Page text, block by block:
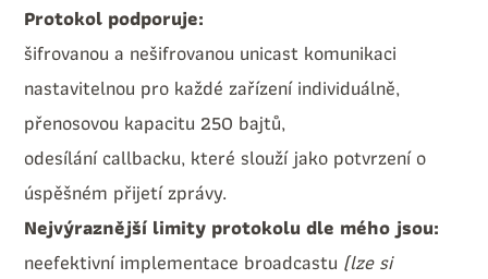
Protokol podporuje:
šifrovanou a nešifrovanou unicast komunikaci
nastavitelnou pro každé zařízení individuálně,
přenosovou kapacitu 250 bajtů,
odesílání callbacku, které slouží jako potvrzení o
úspěšném přijetí zprávy.
Nejvýraznější limity protokolu dle mého jsou:
neefektivní implementace broadcastu (lze si